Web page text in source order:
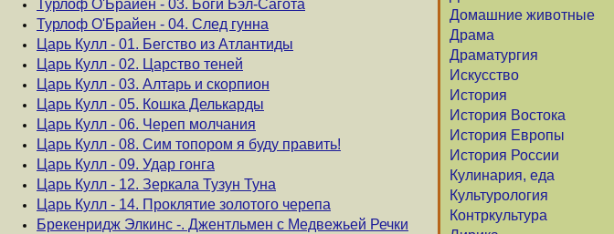
Домашние животные
Драма
Драматургия
Искусство
История
История Востока
История Европы
История России
Кулинария, еда
Культурология
Контркультура
Турлоф О'Брайен - 03. Боги Бэл-Сагота
Турлоф О'Брайен - 04. След гунна
Царь Кулл - 01. Бегство из Атлантиды
Царь Кулл - 02. Царство теней
Царь Кулл - 03. Алтарь и скорпион
Царь Кулл - 05. Кошка Делькарды
Царь Кулл - 06. Череп молчания
Царь Кулл - 08. Сим топором я буду править!
Царь Кулл - 09. Удар гонга
Царь Кулл - 12. Зеркала Тузун Туна
Царь Кулл - 14. Проклятие золотого черепа
Брекенридж Элкинс -. Джентльмен с Медвежьей Речки